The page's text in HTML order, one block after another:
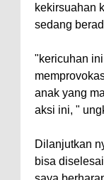
kekirsuahan
sedang
"kericuhan
anak yang
aksi ini, "
Dilanjutkan
bisa